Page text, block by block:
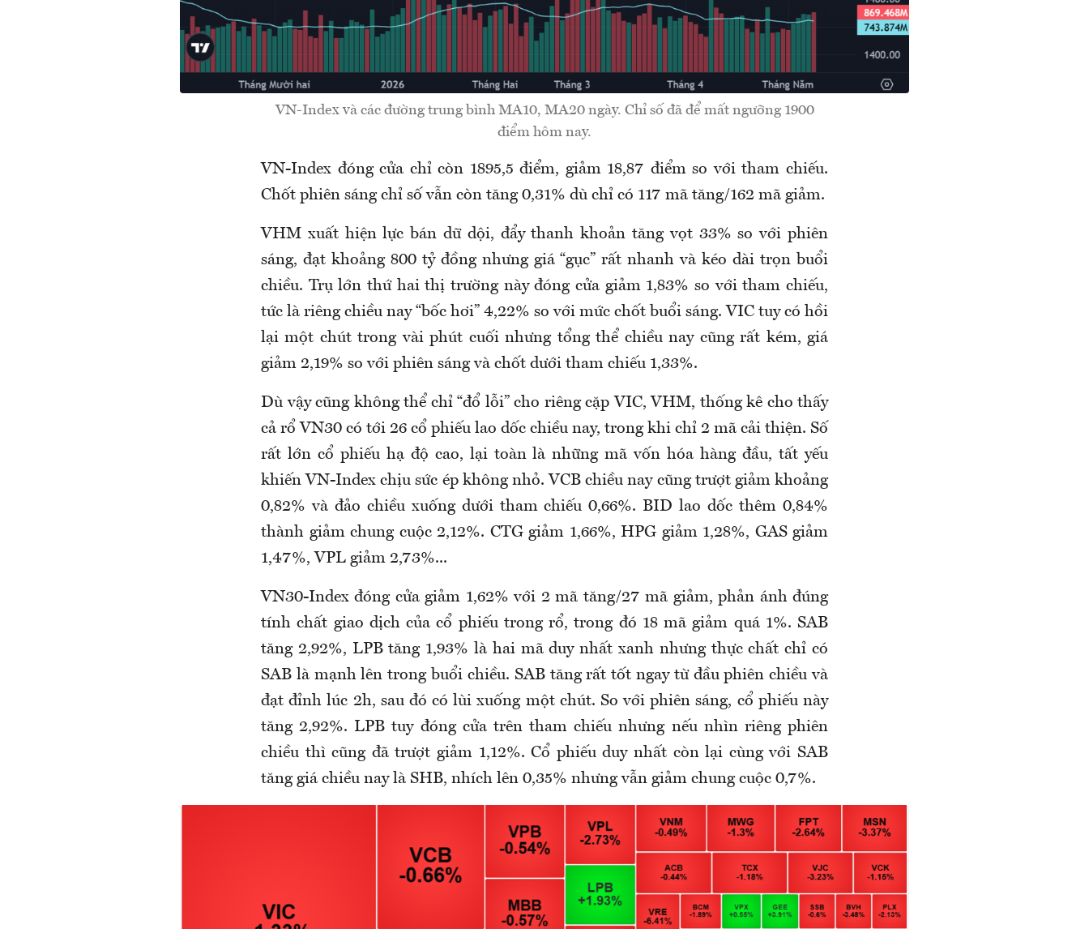
VN-Index và các đường trung bình MA10, MA20 ngày. Chỉ số đã để mất ngưỡng 1900
điểm hôm nay.
VN-Index đóng cửa chỉ còn 1895,5 điểm, giảm 18,87 điểm so với tham chiếu.
Chốt phiên sáng chỉ số vẫn còn tăng 0,31% dù chỉ có 117 mã tăng/162 mã giảm.
VHM xuất hiện lực bán dữ dội, đẩy thanh khoản tăng vọt 33% so với phiên
sáng, đạt khoảng 800 tỷ đồng nhưng giá “gục” rất nhanh và kéo dài trọn buổi
chiều. Trụ lớn thứ hai thị trường này đóng cửa giảm 1,83% so với tham chiếu,
tức là riêng chiều nay “bốc hơi” 4,22% so với mức chốt buổi sáng. VIC tuy có hồi
lại một chút trong vài phút cuối nhưng tổng thể chiều nay cũng rất kém, giá
giảm 2,19% so với phiên sáng và chốt dưới tham chiếu 1,33%.
Dù vậy cũng không thể chỉ “đổ lỗi” cho riêng cặp VIC, VHM, thống kê cho thấy
cả rổ VN30 có tới 26 cổ phiếu lao dốc chiều nay, trong khi chỉ 2 mã cải thiện. Số
rất lớn cổ phiếu hạ độ cao, lại toàn là những mã vốn hóa hàng đầu, tất yếu
khiến VN-Index chịu sức ép không nhỏ. VCB chiều nay cũng trượt giảm khoảng
0,82% và đảo chiều xuống dưới tham chiếu 0,66%. BID lao dốc thêm 0,84%
thành giảm chung cuộc 2,12%. CTG giảm 1,66%, HPG giảm 1,28%, GAS giảm
1,47%, VPL giảm 2,73%...
VN30-Index đóng cửa giảm 1,62% với 2 mã tăng/27 mã giảm, phản ánh đúng
tính chất giao dịch của cổ phiếu trong rổ, trong đó 18 mã giảm quá 1%. SAB
tăng 2,92%, LPB tăng 1,93% là hai mã duy nhất xanh nhưng thực chất chỉ có
SAB là mạnh lên trong buổi chiều. SAB tăng rất tốt ngay từ đầu phiên chiều và
đạt đỉnh lúc 2h, sau đó có lùi xuống một chút. So với phiên sáng, cổ phiếu này
tăng 2,92%. LPB tuy đóng cửa trên tham chiếu nhưng nếu nhìn riêng phiên
chiều thì cũng đã trượt giảm 1,12%. Cổ phiếu duy nhất còn lại cùng với SAB
tăng giá chiều nay là SHB, nhích lên 0,35% nhưng vẫn giảm chung cuộc 0,7%.